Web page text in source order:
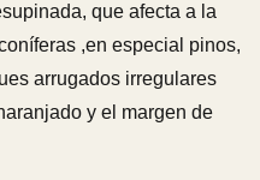
que afecta a la
,en especial pinos,
arrugados irregulares
y el margen de